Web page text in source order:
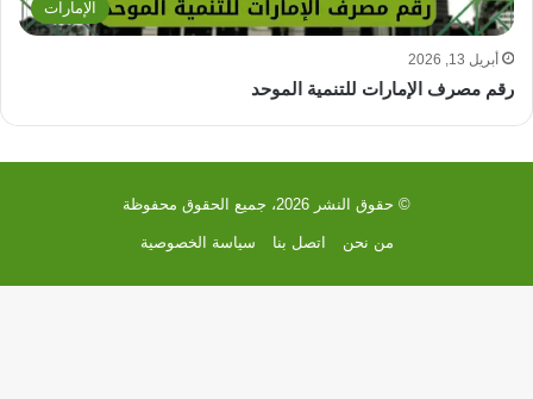
الإمارات
أبريل 13, 2026
رقم مصرف الإمارات للتنمية الموحد
© حقوق النشر 2026، جميع الحقوق محفوظة
من نحن اتصل بنا سياسة الخصوصية